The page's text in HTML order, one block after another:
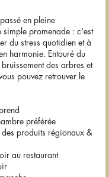
en pleine
simple promenade : c'est
du stress quotidien et à
harmonie. Entouré du
des arbres et
pouvez retrouver le
préférée
produits régionaux &
au restaurant